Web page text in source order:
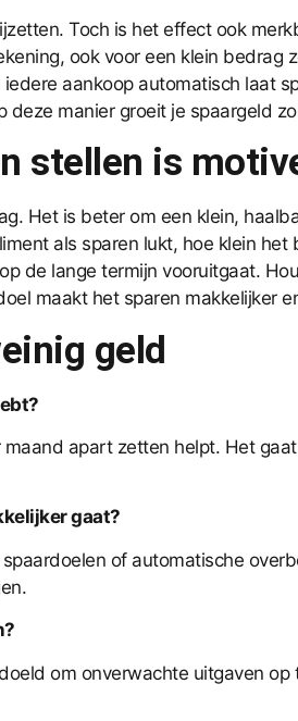
Toch is het effect ook
ook voor een klein bedrag
aankoop automatisch laat
manier groeit je spaargeld
stellen is
Het is beter om een klein,
als sparen lukt, hoe klein
de lange termijn vooruitgaat.
maakt het sparen makkelijker
geld
apart zetten helpt. Het
gaat?
of automatische
om onverwachte uitgaven